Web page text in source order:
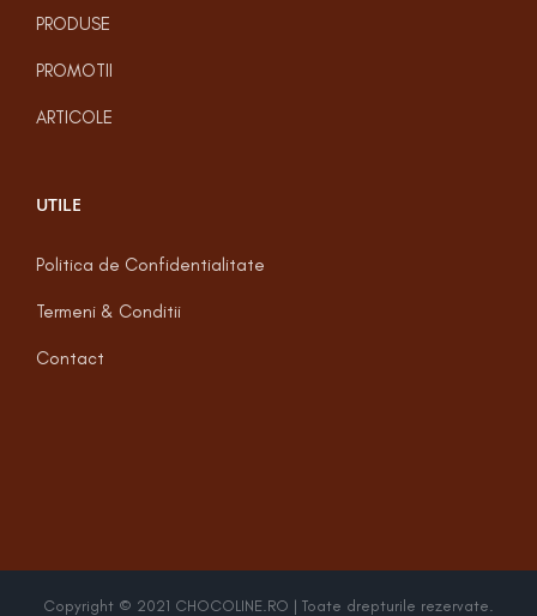
PRODUSE
PROMOTII
ARTICOLE
UTILE
Politica de Confidentialitate
Termeni & Conditii
Contact
Copyright © 2021 CHOCOLINE.RO | Toate drepturile rezervate.